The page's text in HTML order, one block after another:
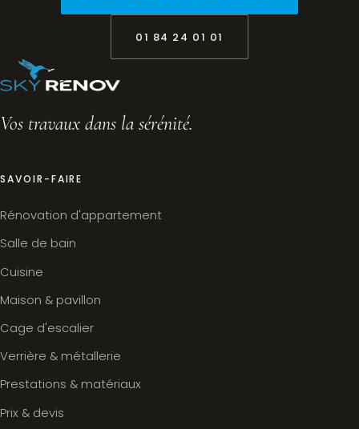
01 84 24 01 01
Vos travaux dans la sérénité.
SAVOIR-FAIRE
Rénovation d'appartement
Salle de bain
Cuisine
Maison & pavillon
Cage d'escalier
Verrière & métallerie
Prestations & matériaux
Prix & devis